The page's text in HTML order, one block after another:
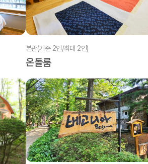
본관(기준 2인/최대 2인)
온돌룸